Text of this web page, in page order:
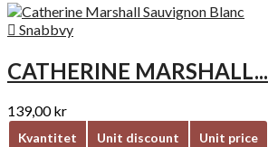
 Snabbvy
CATHERINE MARSHALL...
139,00 kr
Kvantitet Unit discount
Unit price